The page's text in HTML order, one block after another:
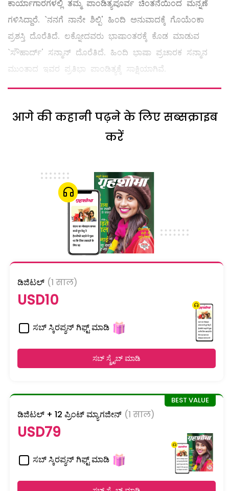
ಕಾರ್ಯಾಗಾರಗಳಲ್ಲಿ ತಮ್ಮ ಪಾಂಡಿತ್ಯಪೂರ್ವ ಚಿಂತನೆಯಿಂದ ಮನ್ನಣೆ
ಗಳಿಸಿದ್ದಾರೆ. `ನನಗೆ ನಾನೇ ಶಿಲ್ಪಿ' ಹಿಂದಿ ಅನುವಾದಕ್ಕೆ ಗೊಯೆಂಕಾ
ಪ್ರಶಸ್ತಿ ದೊರೆತಿದೆ. ಲಕ್ನೋದವರು ಭಾಷಾಂತರಕ್ಕೆ ಕೊಡ ಮಾಡುವ
`ಸೌಹಾರ್ದ್‌' ಸನ್ಮಾನ್‌ ದೊರೆತಿದೆ. ಹಿಂದಿ ಭಾಷಾ ಪ್ರಚಾರಕ ಸನ್ಮಾನ
ಮುಂತಾದ ಇವರ ಪ್ರತಿಭಾ ಪಾಂಡಿತ್ಯಕ್ಕೆ ಸಾಕ್ಷಿಯಾಗಿವೆ.
आगे की कहानी पढ़ने के लिए सब्सक्राइब
करें
ಡಿಜಿಟಲ್ (1 साल)
USD10
ಸಬ್ ಸ್ಕಿರಪ್ಶನ್ ಗಿಫ್ಟ್ ಮಾಡಿ
ಸಬ್ ಸ್ಕ್ರೈಬ್ ಮಾಡಿ
ಡಿಜಿಟಲ್ + 12 ಪ್ರಿಂಟ್ ಮ್ಯಾಗಜೀನ್ (1 साल)
USD79
ಸಬ್ ಸ್ಕಿರಪ್ಶನ್ ಗಿಫ್ಟ್ ಮಾಡಿ